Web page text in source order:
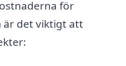
för
är det viktigt att